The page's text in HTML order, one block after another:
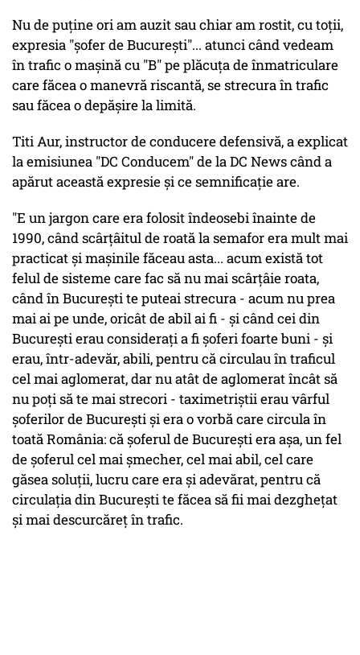
Nu de puţine ori am auzit sau chiar am rostit, cu toţii,
expresia "şofer de Bucureşti"... atunci când vedeam
în trafic o maşină cu "B" pe plăcuţa de înmatriculare
care făcea o manevră riscantă, se strecura în trafic
sau făcea o depăşire la limită.
Titi Aur, instructor de conducere defensivă, a explicat
la emisiunea "DC Conducem" de la DC News când a
apărut această expresie şi ce semnificaţie are.
"E un jargon care era folosit îndeosebi înainte de
1990, când scârţâitul de roată la semafor era mult mai
practicat şi maşinile făceau asta... acum există tot
felul de sisteme care fac să nu mai scârţâie roata,
când în Bucureşti te puteai strecura - acum nu prea
mai ai pe unde, oricât de abil ai fi - şi când cei din
Bucureşti erau consideraţi a fi şoferi foarte buni - şi
erau, într-adevăr, abili, pentru că circulau în traficul
cel mai aglomerat, dar nu atât de aglomerat încât să
nu poţi să te mai strecori - taximetriştii erau vârful
şoferilor de Bucureşti şi era o vorbă care circula în
toată România: că şoferul de Bucureşti era aşa, un fel
de şoferul cel mai şmecher, cel mai abil, cel care
găsea soluţii, lucru care era şi adevărat, pentru că
circulaţia din Bucureşti te făcea să fii mai dezgheţat
şi mai descurcăreţ în trafic.